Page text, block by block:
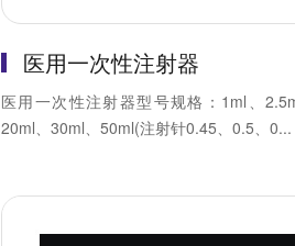
医用一次性注射器
医用一次性注射器型号规格：1ml、
20ml、30ml、50ml(注射针0.45、0.5、0...